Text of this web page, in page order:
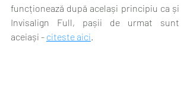
funcționează după același principiu ca și
Invisalign Full, pașii de urmat sunt
aceiași - citeste aici